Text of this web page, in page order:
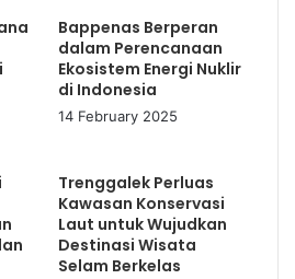
Bappenas Berperan
dalam Perencanaan
Ekosistem Energi Nuklir
di Indonesia
14 February 2025
Trenggalek Perluas
Kawasan Konservasi
Laut untuk Wujudkan
Destinasi Wisata
Selam Berkelas